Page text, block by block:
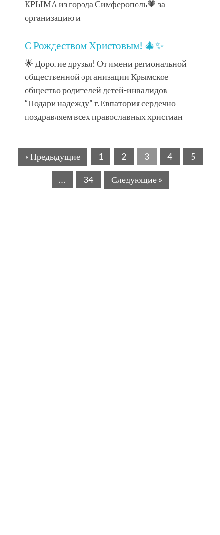
КРЫМА из города Симферополь🧡 за
организацию и
С Рождеством Христовым! 🎄✨
🌟 Дорогие друзья! От имени региональной
общественной организации Крымское
общество родителей детей-инвалидов
“Подари надежду” г.Евпатория сердечно
поздравляем всех православных христиан
« Предыдущие 1 2 3 4 5
… 34 Следующие »